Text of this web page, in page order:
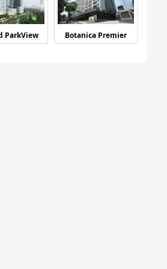
ParkView Botanica Premier